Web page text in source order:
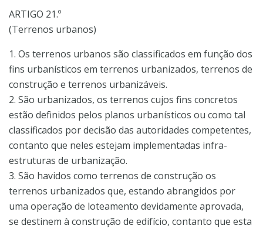
ARTIGO 21.º
(Terrenos urbanos)
1. Os terrenos urbanos são classificados em função dos
fins urbanísticos em terrenos urbanizados, terrenos de
construção e terrenos urbanizáveis.
2. São urbanizados, os terrenos cujos fins concretos
estão definidos pelos planos urbanísticos ou como tal
classificados por decisão das autoridades competentes,
contanto que neles estejam implementadas infra-
estruturas de urbanização.
3. São havidos como terrenos de construção os
terrenos urbanizados que, estando abrangidos por
uma operação de loteamento devidamente aprovada,
se destinem à construção de edifício, contanto que esta